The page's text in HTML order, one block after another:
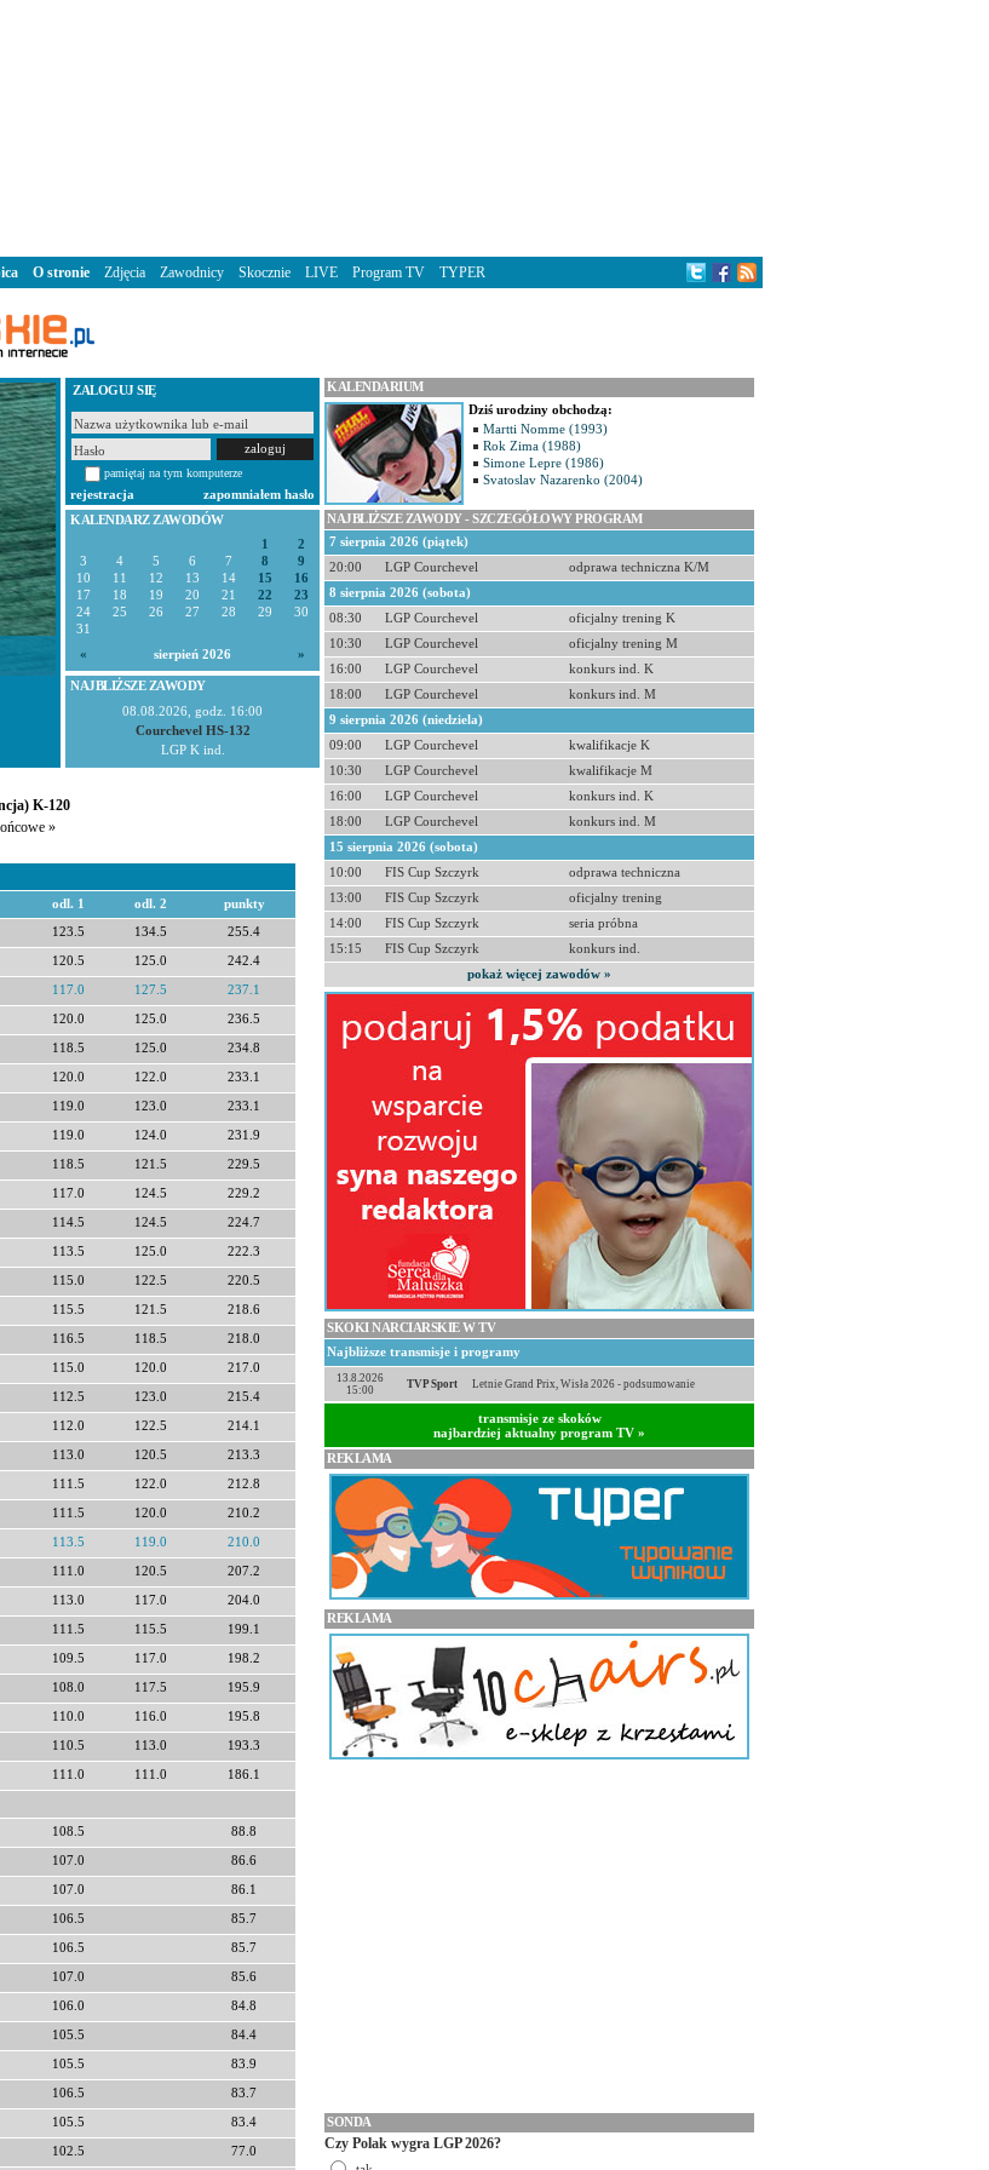
ZALOGUJ SIĘ
pamiętaj na tym komputerze
rejestracja
zapomniałem hasło
KALENDARZ ZAWODÓW
1
2
3
4 5 6 7 8
9
10
11 12 13 14 15
16
17
18 19 20 21 22
23
24
25 26 27 28 29
30
31
«
sierpień 2026 »
NAJBLIŻSZE ZAWODY
08.08.2026, godz. 16:00
Courchevel HS-132
LGP K ind.
K-120
»
odl. 1 odl. 2 punkty
123.5 134.5 255.4
120.5 125.0 242.4
117.0 127.5 237.1
120.0 125.0 236.5
118.5 125.0 234.8
120.0 122.0 233.1
119.0 123.0 233.1
119.0 124.0 231.9
118.5 121.5 229.5
117.0 124.5 229.2
114.5 124.5 224.7
113.5 125.0 222.3
115.0 122.5 220.5
115.5 121.5 218.6
116.5 118.5 218.0
115.0 120.0 217.0
112.5 123.0 215.4
112.0 122.5 214.1
113.0 120.5 213.3
111.5 122.0 212.8
111.5 120.0 210.2
113.5 119.0 210.0
111.0 120.5 207.2
113.0 117.0 204.0
111.5 115.5 199.1
109.5 117.0 198.2
108.0 117.5 195.9
110.0 116.0 195.8
110.5 113.0 193.3
111.0 111.0 186.1
108.5 88.8
107.0 86.6
107.0 86.1
106.5 85.7
106.5 85.7
107.0 85.6
106.0 84.8
105.5 84.4
105.5 83.9
106.5 83.7
105.5 83.4
102.5 77.0
KALENDARIUM
Dziś urodziny obchodzą:
Martti Nomme (1993)
Rok Zima (1988)
Simone Lepre (1986)
Svatoslav Nazarenko (2004)
NAJBLIŻSZE ZAWODY - SZCZEGÓŁOWY PROGRAM
7 sierpnia 2026 (piątek)
20:00
LGP Courchevel
odprawa techniczna K/M
8 sierpnia 2026 (sobota)
08:30
LGP Courchevel
oficjalny trening K
10:30
LGP Courchevel
oficjalny trening M
16:00
LGP Courchevel
konkurs ind. K
18:00
LGP Courchevel
konkurs ind. M
9 sierpnia 2026 (niedziela)
09:00
LGP Courchevel
kwalifikacje K
10:30
LGP Courchevel
kwalifikacje M
16:00
LGP Courchevel
konkurs ind. K
18:00
LGP Courchevel
konkurs ind. M
15 sierpnia 2026 (sobota)
10:00
FIS Cup Szczyrk
odprawa techniczna
13:00
FIS Cup Szczyrk
oficjalny trening
14:00
FIS Cup Szczyrk
seria próbna
15:15
FIS Cup Szczyrk
konkurs ind.
pokaż więcej zawodów »
SKOKI NARCIARSKIE W TV
Najbliższe transmisje i programy
13.8.2026
15:00
TVP Sport Letnie Grand Prix, Wisła 2026 - podsumowanie
transmisje ze skoków
najbardziej aktualny program TV »
REKLAMA
REKLAMA
SONDA
Czy Polak wygra LGP 2026?
O stronie Zdjęcia Zawodnicy Skocznie LIVE Program TV TYPER